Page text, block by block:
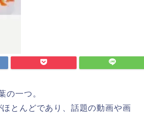
の一つ。
とんどであり、話題の動画や画